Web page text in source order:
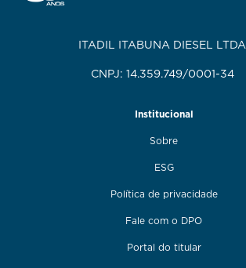
ITADIL ITABUNA DIESEL LTDA
CNPJ: 14.359.749/0001-34
Institucional
Sobre
ESG
Política de privacidade
Fale com o DPO
Portal do titular